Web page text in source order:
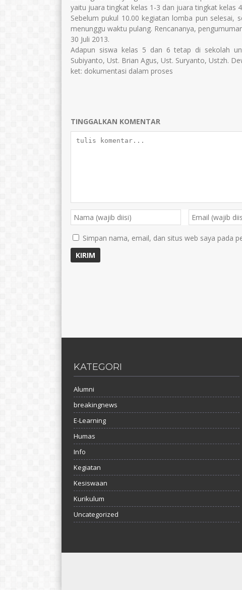
yaitu juara tingkat kelas 1-3 dan juara tingkat kelas
Sebelum pukul 10.00 kegiatan lomba pun selesai,
menunggu waktu pulang. Rencananya,
30 Juli 2013.
Adapun siswa kelas 5 dan 6 tetap di sekolah
Subiyanto, Ust. Brian Agus, Ust. Suryanto, Ustzh.
ket: dokumentasi dalam proses
TINGGALKAN KOMENTAR
Simpan nama, email, dan situs web saya pada
KATEGORI
Alumni
breakingnews
E-Learning
Humas
Info
Kegiatan
Kesiswaan
Kurikulum
Uncategorized